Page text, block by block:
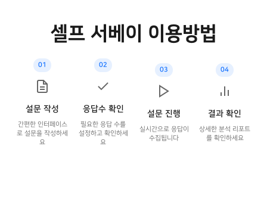
셀프 서베이 이용방법
01
설문 작성
간편한 인터페이스
로 설문을 작성하세
요
02
응답수 확인
필요한 응답 수를
설정하고 확인하세
요
03
설문 진행
실시간으로 응답이
수집됩니다
04
결과 확인
상세한 분석 리포트
를 확인하세요